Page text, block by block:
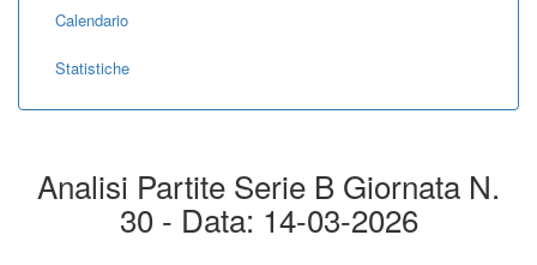
Calendario
Statistiche
Analisi Partite Serie B Giornata N.
30 - Data: 14-03-2026